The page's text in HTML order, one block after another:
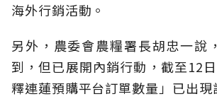
海外行銷活動。
另外，農委會農糧署長胡忠一說
到，但已展開內銷行動，截至12
釋連蓮預購平台訂單數量」已出現